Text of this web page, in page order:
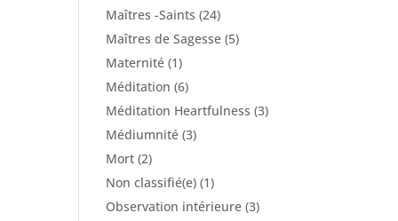
Maîtres -Saints (24)
Maîtres de Sagesse (5)
Maternité (1)
Méditation (6)
Méditation Heartfulness (3)
Médiumnité (3)
Mort (2)
Non classifié(e) (1)
Observation intérieure (3)